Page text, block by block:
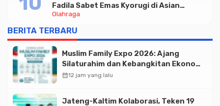
Olahraga
Fadila Sabet Emas Kyorugi di Asian
Taekwondo Indonesia Open 2026
BERITA TERBARU
Muslim Family Expo 2026: Ajang
Silaturahim dan Kebangkitan Ekonomi
Halal di Jakarta
calendar_month12 jam yang lalu
Jateng-Kaltim Kolaborasi, Teken 19